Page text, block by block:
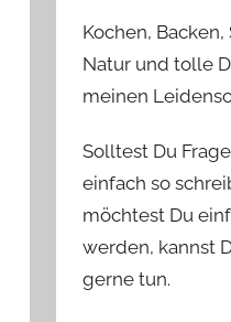
Kochen,
Natur und tolle
meinen
Solltest Du
einfach so
möchtest Du
werden, kannst
gerne tun.